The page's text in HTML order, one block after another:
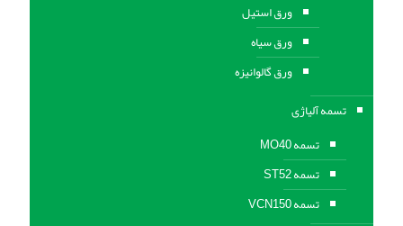
ورق استیل
ورق سیاه
ورق گالوانیزه
تسمه آلیاژی
تسمه MO40
تسمه ST52
تسمه VCN150